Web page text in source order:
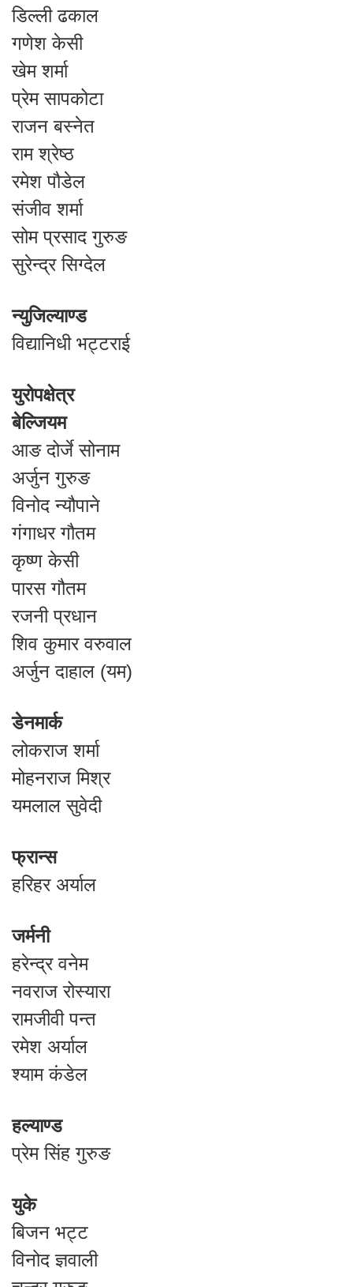
डिल्ली ढकाल
गणेश केसी
खेम शर्मा
प्रेम सापकोटा
राजन बस्नेत
राम श्रेष्ठ
रमेश पौडेल
संजीव शर्मा
सोम प्रसाद गुरुङ
सुरेन्द्र सिग्देल
न्युजिल्याण्ड
विद्यानिधी भट्टराई
युरोपक्षेत्र
बेल्जियम
आङ दोर्जे सोनाम
अर्जुन गुरुङ
विनोद न्यौपाने
गंगाधर गौतम
कृष्ण केसी
पारस गौतम
रजनी प्रधान
शिव कुमार वरुवाल
अर्जुन दाहाल (यम)
डेनमार्क
लोकराज शर्मा
मोहनराज मिश्र
यमलाल सुवेदी
फ्रान्स
हरिहर अर्याल
जर्मनी
हरेन्द्र वनेम
नवराज रोस्यारा
रामजीवी पन्त
रमेश अर्याल
श्याम कंडेल
हल्याण्ड
प्रेम सिंह गुरुङ
युके
बिजन भट्ट
विनोद ज्ञवाली